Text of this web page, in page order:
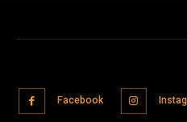
Facebook